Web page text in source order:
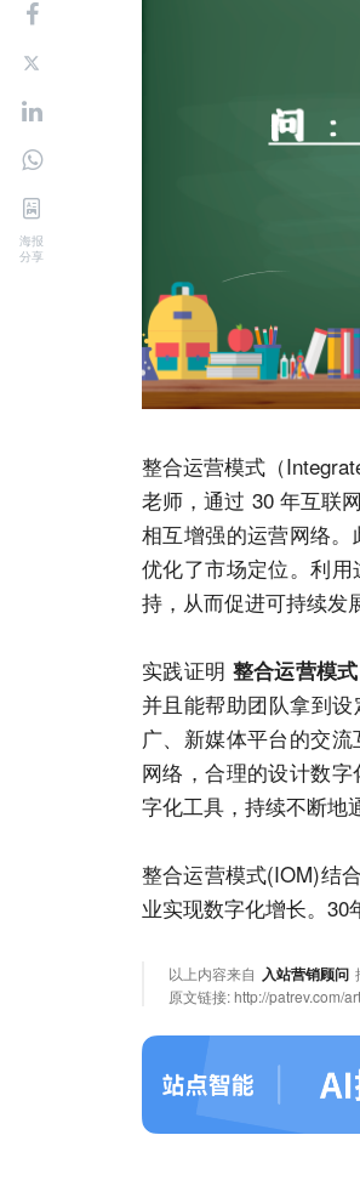
海报
分享
整合运营模式（
老师，通过 30 年互联
相互增强的运营网络
优化了市场定位。利用
持，从而促进可持续发
实践证明 整合运营模式
并且能帮助团队拿到
广、新媒体平台的交
网络，合理的设计数字
字化工具，持续不断地
整合运营模式(IOM)结
业实现数字化增长。30
以上内容来自 入站营销顾问
原文链接:http://patrev.com/